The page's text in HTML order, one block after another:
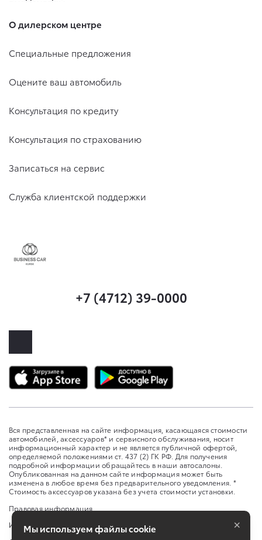
О дилерском центре
Специальные предложения
Оцените ваш автомобиль
Консультация по кредиту
Консультация по страхованию
Записаться на сервис
Служба клиентской поддержки
+7 (4712) 39-0000
Вся представленная на сайте информация, касающаяся стоимости
автомобилей, аксессуаров* и сервисного обслуживания, носит
информационный характер и не является публичной офертой,
определяемой положениями ст. 437 (2) ГК РФ. Для получения
подробной информации обращайтесь в наши автосалоны.
Опубликованная на данном сайте информация может быть
изменена в любое время без предварительного уведомления. *
Стоимость аксессуаров указана без учета стоимости установки.
Правовая информация
Изменить настройку cookies
Мы используем файлы cookie ×